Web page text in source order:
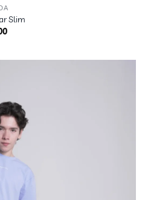
Slim